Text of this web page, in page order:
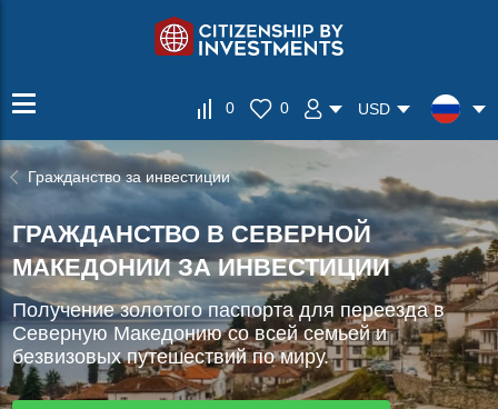
0 0 USD
Гражданство за инвестиции
ГРАЖДАНСТВО В СЕВЕРНОЙ
МАКЕДОНИИ ЗА ИНВЕСТИЦИИ
Получение золотого паспорта для переезда в
Северную Македонию со всей семьей и
безвизовых путешествий по миру.